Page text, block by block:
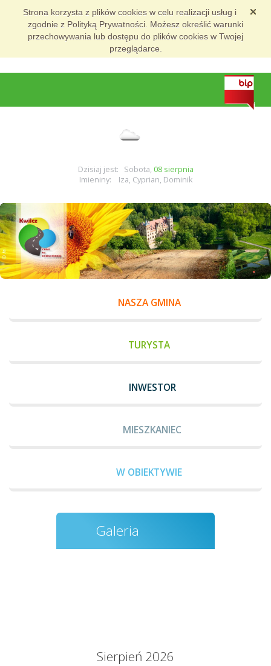
Strona korzysta z plików cookies w celu realizacji usług i
zgodnie z Polityką Prywatności. Możesz określić warunki
przechowywania lub dostępu do plików cookies w Twojej
przeglądarce.
Dzisiaj jest: Sobota, 08 sierpnia
Imieniny: Iza, Cyprian, Dominik
NASZA GMINA
TURYSTA
INWESTOR
MIESZKANIEC
W OBIEKTYWIE
Galeria
Sierpień 2026